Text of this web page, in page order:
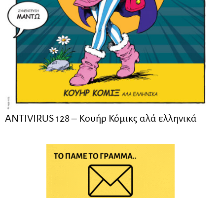
ANTIVIRUS 128 – Kουήρ Κόμικς αλά ελληνικά